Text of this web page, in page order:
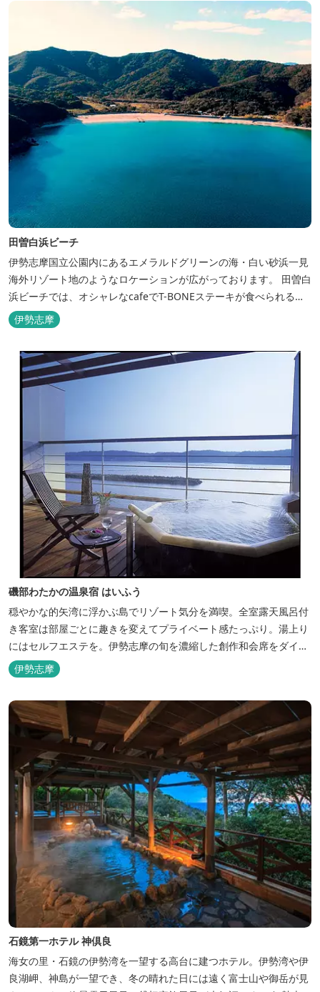
田曽白浜ビーチ
伊勢志摩国立公園内にあるエメラルドグリーンの海・白い砂浜一見
海外リゾート地のようなロケーションが広がっております。 田曽白
浜ビーチでは、オシャレなcafeでT-BONEステーキが食べられる。
又、海を見ながら黄昏るのもよし、アクティブにマリンアクティビ
ティ・スカイダイビング・ヘリコプタークルージングを体験するこ
照く...
伊勢志摩
磯部わたかの温泉宿 はいふう
穏やかな的矢湾に浮かぶ島でリゾート気分を満喫。全室露天風呂付
き客室は部屋ごとに趣きを変えてプライベート感たっぷり。湯上り
にはセルフエステを。伊勢志摩の旬を濃縮した創作和会席をダイニ
ングで。
伊勢志摩
石鏡第一ホテル 神倶良
海女の里・石鏡の伊勢湾を一望する高台に建つホテル。伊勢湾や伊
良湖岬、神島が一望でき、冬の晴れた日には遠く富士山や御岳が見